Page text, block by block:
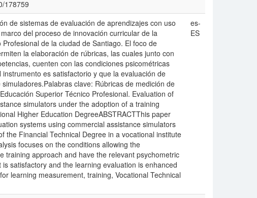
178759
de sistemas de evaluación de aprendizajes con uso
del proceso de innovación curricular de la
de la ciudad de Santiago. El foco de
la elaboración de rúbricas, las cuales junto con
cuenten con las condiciones psicométricas
es satisfactorio y que la evaluación de
clave: Rúbricas de medición de
Superior Técnico Profesional. Evaluation of
simulators under the adoption of a training
Higher Education DegreeABSTRACTThis paper
systems using commercial assistance simulators
the Financial Technical Degree in a vocational institute
focuses on the conditions allowing the
training approach and have the relevant psychometric
satisfactory and the learning evaluation is enhanced
learning measurement, training, Vocational Technical
es-
ES